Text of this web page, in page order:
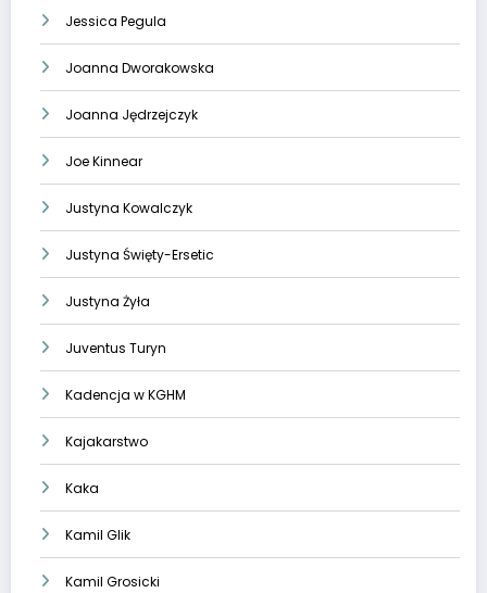
Jessica Pegula
Joanna Dworakowska
Joanna Jędrzejczyk
Joe Kinnear
Justyna Kowalczyk
Justyna Święty-Ersetic
Justyna Żyła
Juventus Turyn
Kadencja w KGHM
Kajakarstwo
Kaka
Kamil Glik
Kamil Grosicki